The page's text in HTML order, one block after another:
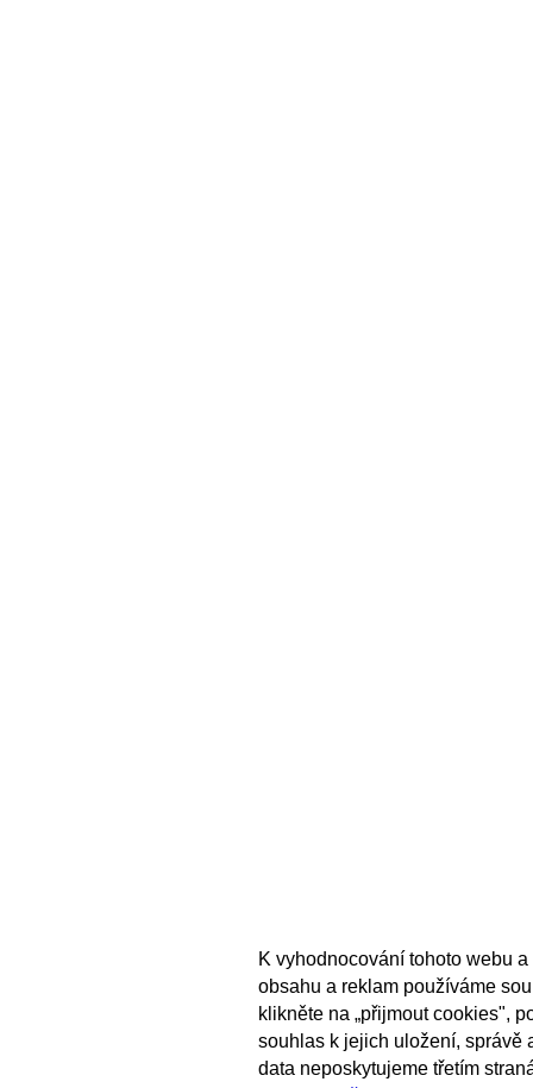
K vyhodnocování tohoto webu
obsahu a reklam používáme
klikněte na „přijmout cookies",
souhlas k jejich uložení, správě
data neposkytujeme třetím